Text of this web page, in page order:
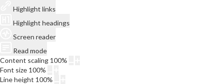
Highlight links
Highlight headings
Screen reader
Read mode
Content scaling 100%
Font size 100%
Line height 100%